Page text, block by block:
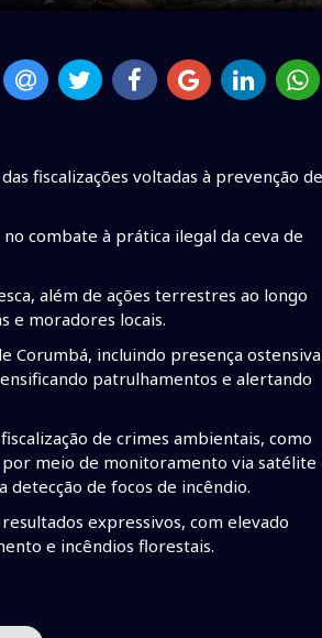
fiscalizações voltadas à prevenção de
combate à prática ilegal da ceva de
além de ações terrestres ao longo
e moradores locais.
Corumbá, incluindo presença ostensiva
patrulhamentos e alertando
de crimes ambientais, como
meio de monitoramento via satélite
de focos de incêndio.
expressivos, com elevado
e incêndios florestais.